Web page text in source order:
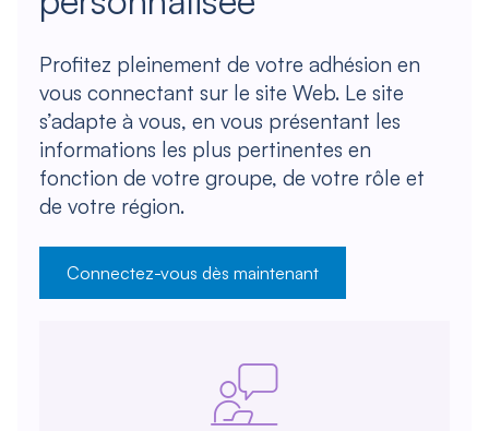
Profitez pleinement de votre adhésion en
vous connectant sur le site Web. Le site
s’adapte à vous, en vous présentant les
informations les plus pertinentes en
fonction de votre groupe, de votre rôle et
de votre région.
Connectez-vous dès maintenant